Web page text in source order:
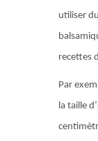
utiliser
recettes
Par
la taille